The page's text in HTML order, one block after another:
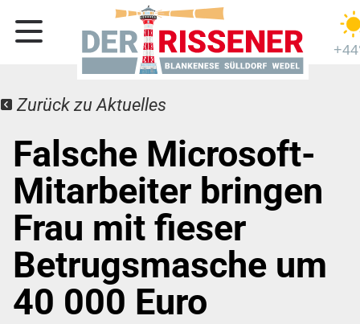
Zurück zu Aktuelles
Falsche Microsoft-
Mitarbeiter bringen
Frau mit fieser
Betrugsmasche um
40 000 Euro